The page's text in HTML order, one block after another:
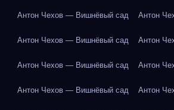
Антон Чехов — Вишнёвый сад Антон
Антон Чехов — Вишнёвый сад Антон
Антон Чехов — Вишнёвый сад Антон
Антон Чехов — Вишнёвый сад Антон